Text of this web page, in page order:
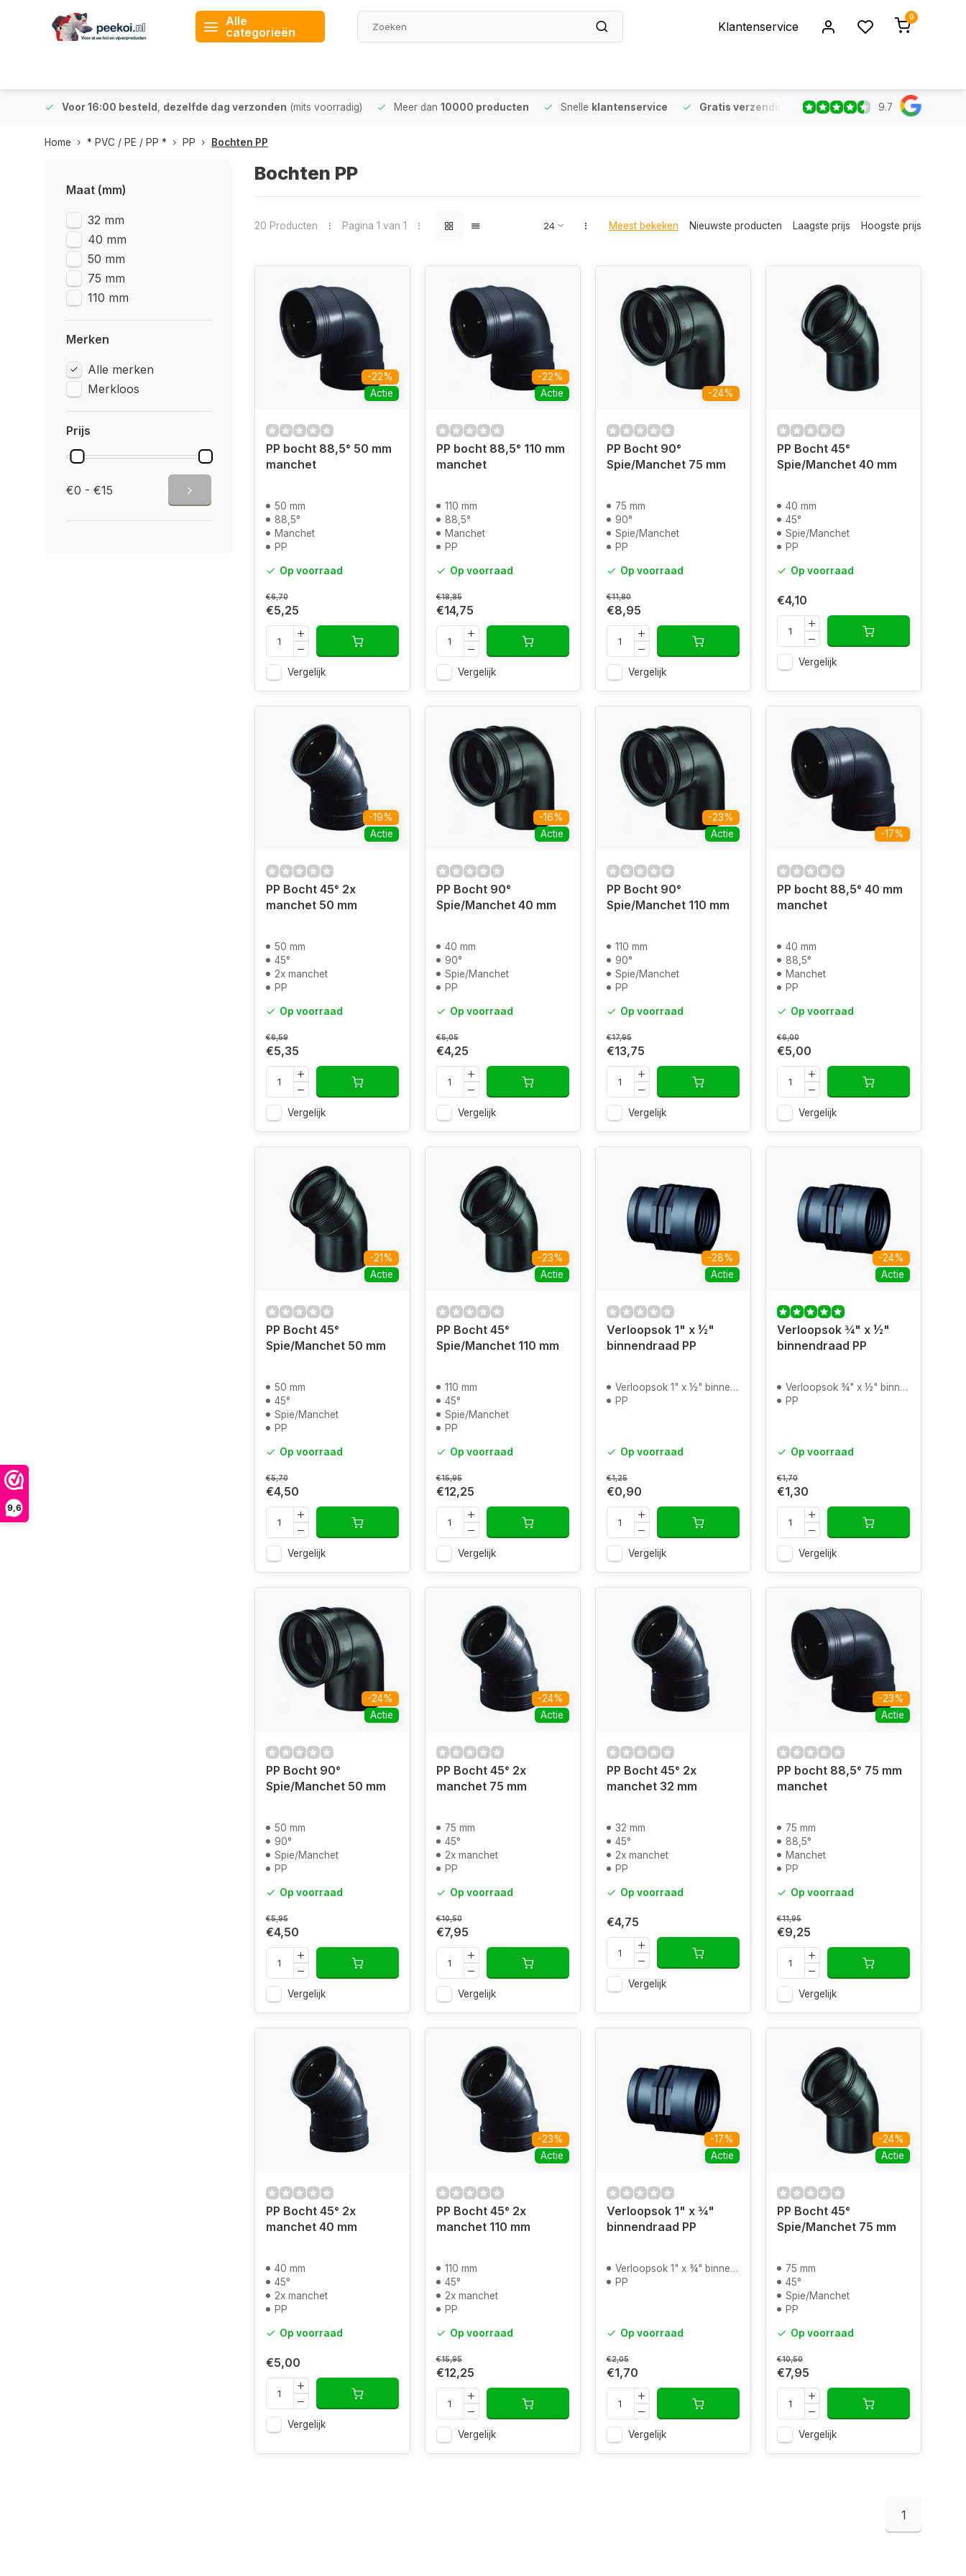
9,6
Alle
categorieën
Klantenservice
0
Voor 16:00 besteld dezelfde dag verzonden (mits voorradig) Meer dan 10000 producten Snelle klantenservice Gratis verzending vanaf €75 (NL & BE) Voor
9.7
Home * PVC / PE / PP * PP Bochten PP
Maat (mm)
32 mm
40 mm
50 mm
75 mm
110 mm
Merken
Alle merken
Merkloos
Prijs
€0 - €15
Bochten PP
20 Producten Pagina 1 van 1 Meest bekeken Nieuwste producten Laagste prijs Hoogste prijs
-22%
Actie
PP bocht 88,5° 50 mm
manchet
50 mm
88,5°
Manchet
PP
Op voorraad
€6,70
€5,25
Vergelijk
-22%
Actie
PP bocht 88,5° 110 mm
manchet
110 mm
88,5°
Manchet
PP
Op voorraad
€18,85
€14,75
Vergelijk
-24%
PP Bocht 90°
Spie/Manchet 75 mm
75 mm
90°
Spie/Manchet
PP
Op voorraad
€11,80
€8,95
Vergelijk
PP Bocht 45°
Spie/Manchet 40 mm
40 mm
45°
Spie/Manchet
PP
Op voorraad
€4,10
Vergelijk
-19%
Actie
PP Bocht 45° 2x
manchet 50 mm
50 mm
45°
2x manchet
PP
Op voorraad
€6,59
€5,35
Vergelijk
-16%
Actie
PP Bocht 90°
Spie/Manchet 40 mm
40 mm
90°
Spie/Manchet
PP
Op voorraad
€5,05
€4,25
Vergelijk
-23%
Actie
PP Bocht 90°
Spie/Manchet 110 mm
110 mm
90°
Spie/Manchet
PP
Op voorraad
€17,95
€13,75
Vergelijk
-17%
PP bocht 88,5° 40 mm
manchet
40 mm
88,5°
Manchet
PP
Op voorraad
€6,00
€5,00
Vergelijk
-21%
Actie
PP Bocht 45°
Spie/Manchet 50 mm
50 mm
45°
Spie/Manchet
PP
Op voorraad
€5,70
€4,50
Vergelijk
-23%
Actie
PP Bocht 45°
Spie/Manchet 110 mm
110 mm
45°
Spie/Manchet
PP
Op voorraad
€15,95
€12,25
Vergelijk
-28%
Actie
Verloopsok 1" x ½"
binnendraad PP
Verloopsok 1" x ½" binnendraad
PP
Op voorraad
€1,25
€0,90
Vergelijk
-24%
Actie
Verloopsok ¾" x ½"
binnendraad PP
Verloopsok ¾" x ½" binnendraad
PP
Op voorraad
€1,70
€1,30
Vergelijk
-24%
Actie
PP Bocht 90°
Spie/Manchet 50 mm
50 mm
90°
Spie/Manchet
PP
Op voorraad
€5,95
€4,50
Vergelijk
-24%
Actie
PP Bocht 45° 2x
manchet 75 mm
75 mm
45°
2x manchet
PP
Op voorraad
€10,50
€7,95
Vergelijk
PP Bocht 45° 2x
manchet 32 mm
32 mm
45°
2x manchet
PP
Op voorraad
€4,75
Vergelijk
-23%
Actie
PP bocht 88,5° 75 mm
manchet
75 mm
88,5°
Manchet
PP
Op voorraad
€11,95
€9,25
Vergelijk
PP Bocht 45° 2x
manchet 40 mm
40 mm
45°
2x manchet
PP
Op voorraad
€5,00
Vergelijk
-23%
Actie
PP Bocht 45° 2x
manchet 110 mm
110 mm
45°
2x manchet
PP
Op voorraad
€15,95
€12,25
Vergelijk
-17%
Actie
Verloopsok 1" x ¾"
binnendraad PP
Verloopsok 1" x ¾" binnendraad
PP
Op voorraad
€2,05
€1,70
Vergelijk
-24%
Actie
PP Bocht 45°
Spie/Manchet 75 mm
75 mm
45°
Spie/Manchet
PP
Op voorraad
€10,50
€7,95
Vergelijk
1